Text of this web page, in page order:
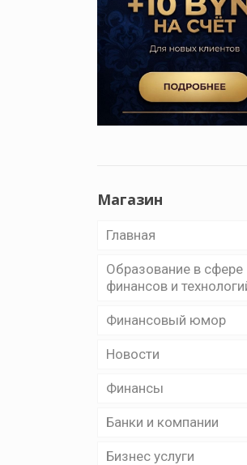
Магазин
Главная
Образование в сфере
финансов и
Финансовый юмор
Новости
Финансы
Банки и компании
Бизнес уcлуги